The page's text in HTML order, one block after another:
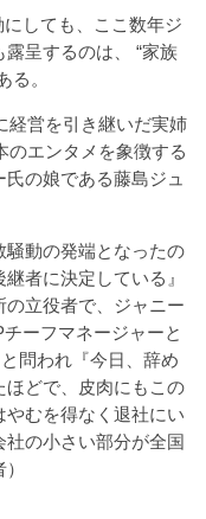
しても、ここ数年ジ
呈するのは、 “家族
る。
営を引き継いだ実姉
のエンタメを象徴する
の娘である藤島ジュ
騒動の発端となったの
者に決定している』
立役者で、ジャニー
ーフマネージャーと
問われ『今日、辞め
ほどで、皮肉にもこの
むを得なく退社にい
の小さい部分が全国